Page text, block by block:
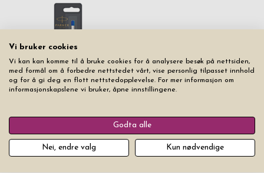
Blå
kr 99
Vi bruker cookies
Vi kan kan komme til å bruke cookies for å analysere besøk på nettsiden,
med formål om å forbedre nettstedet vårt, vise personlig tilpasset innhold
og for å gi deg en flott nettstedopplevelse. For mer informasjon om
informasjonskapslene vi bruker, åpne innstillingene.
Godta alle
Nei, endre valg Kun nødvendige